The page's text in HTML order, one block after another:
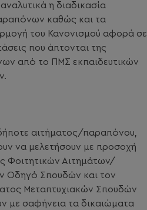
η διαδικασία
καθώς και τα
του Κανονισμού αφορά σε
που άπτονται της
από το ΠΜΣ εκπαιδευτικών
αιτήματος/παραπόνου,
να μελετήσουν με προσοχή
Φοιτητικών Αιτημάτων/
Οδηγό Σπουδών και τον
Μεταπτυχιακών Σπουδών
με σαφήνεια τα δικαιώματα